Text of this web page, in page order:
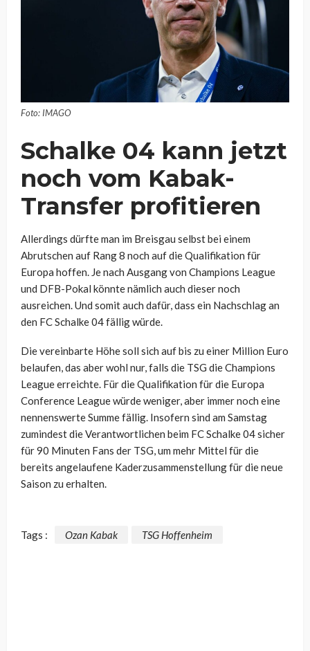
Foto: IMAGO
Schalke 04 kann jetzt
noch vom Kabak-
Transfer profitieren
Allerdings dürfte man im Breisgau selbst bei einem
Abrutschen auf Rang 8 noch auf die Qualifikation für
Europa hoffen. Je nach Ausgang von Champions League
und DFB-Pokal könnte nämlich auch dieser noch
ausreichen. Und somit auch dafür, dass ein Nachschlag an
den FC Schalke 04 fällig würde.
Die vereinbarte Höhe soll sich auf bis zu einer Million Euro
belaufen, das aber wohl nur, falls die TSG die Champions
League erreichte. Für die Qualifikation für die Europa
Conference League würde weniger, aber immer noch eine
nennenswerte Summe fällig. Insofern sind am Samstag
zumindest die Verantwortlichen beim FC Schalke 04 sicher
für 90 Minuten Fans der TSG, um mehr Mittel für die
bereits angelaufene Kaderzusammenstellung für die neue
Saison zu erhalten.
Tags : Ozan Kabak TSG Hoffenheim